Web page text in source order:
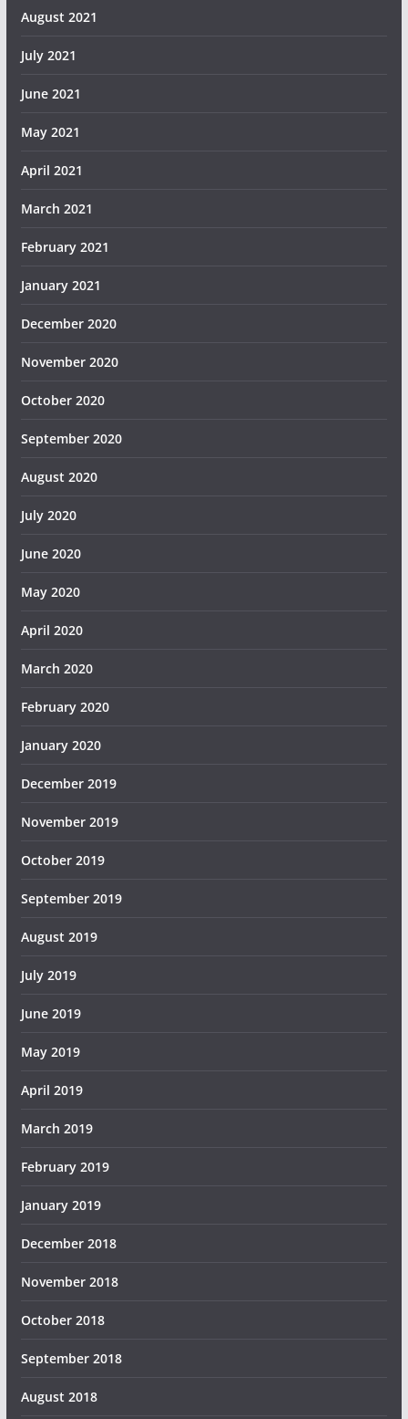
August 2021
July 2021
June 2021
May 2021
April 2021
March 2021
February 2021
January 2021
December 2020
November 2020
October 2020
September 2020
August 2020
July 2020
June 2020
May 2020
April 2020
March 2020
February 2020
January 2020
December 2019
November 2019
October 2019
September 2019
August 2019
July 2019
June 2019
May 2019
April 2019
March 2019
February 2019
January 2019
December 2018
November 2018
October 2018
September 2018
August 2018